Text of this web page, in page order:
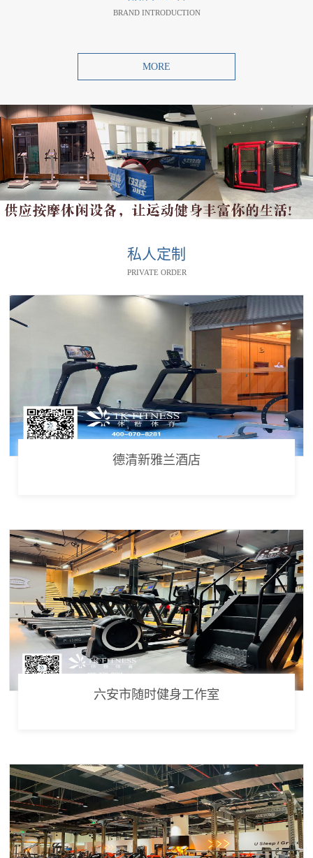
BRAND INTRODUCTION
MORE
私人定制
PRIVATE ORDER
德清新雅兰酒店
六安市随时健身工作室